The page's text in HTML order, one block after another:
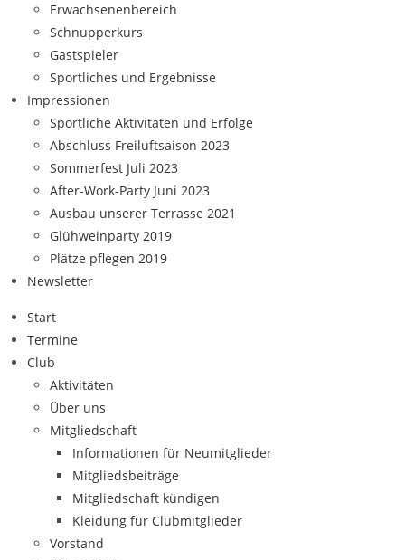
Erwachsenenbereich
Schnupperkurs
Gastspieler
Sportliches und Ergebnisse
Impressionen
Sportliche Aktivitäten und Erfolge
Abschluss Freiluftsaison 2023
Sommerfest Juli 2023
After-Work-Party Juni 2023
Ausbau unserer Terrasse 2021
Glühweinparty 2019
Plätze pflegen 2019
Newsletter
Start
Termine
Club
Aktivitäten
Über uns
Mitgliedschaft
Informationen für Neumitglieder
Mitgliedsbeiträge
Mitgliedschaft kündigen
Kleidung für Clubmitglieder
Vorstand